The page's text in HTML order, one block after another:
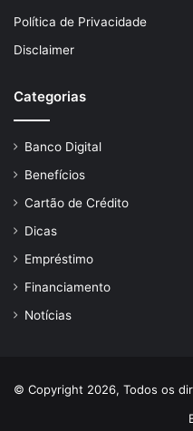
Política de Privacidade
Disclaimer
Categorias
Banco Digital
Benefícios
Cartão de Crédito
Dicas
Empréstimo
Financiamento
Notícias
© Copyright 2026, Todos os